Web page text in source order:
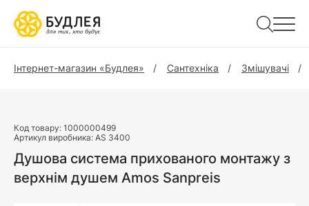
Інтернет-магазин «Будлея» Сантехніка Змішувачі
Код товару: 1000000499
Артикул виробника: AS 3400
Душова система прихованого монтажу з
верхнім душем Amos Sanpreis